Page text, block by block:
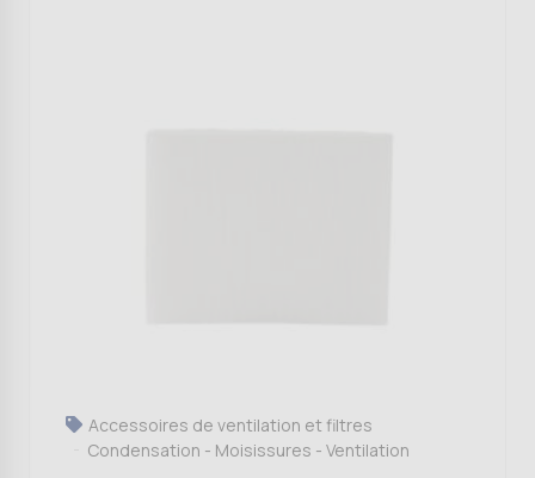
Accessoires de ventilation et filtres
Condensation - Moisissures - Ventilation